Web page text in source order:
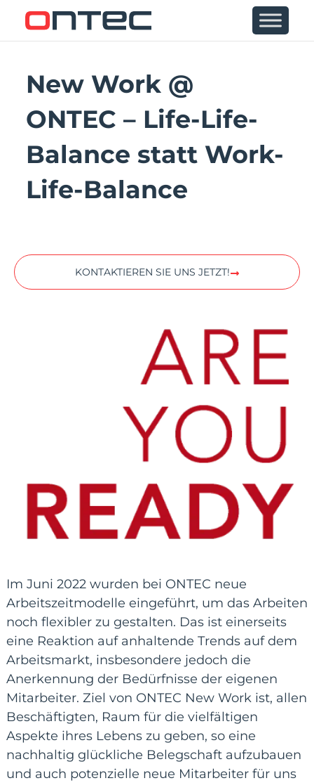
New Work @
ONTEC – Life-Life-
Balance statt Work-
Life-Balance
KONTAKTIEREN SIE UNS JETZT!
Im Juni 2022 wurden bei ONTEC neue
Arbeitszeitmodelle eingeführt, um das Arbeiten
noch flexibler zu gestalten. Das ist einerseits
eine Reaktion auf anhaltende Trends auf dem
Arbeitsmarkt, insbesondere jedoch die
Anerkennung der Bedürfnisse der eigenen
Mitarbeiter. Ziel von ONTEC New Work ist, allen
Beschäftigten, Raum für die vielfältigen
Aspekte ihres Lebens zu geben, so eine
nachhaltig glückliche Belegschaft aufzubauen
und auch potenzielle neue Mitarbeiter für uns